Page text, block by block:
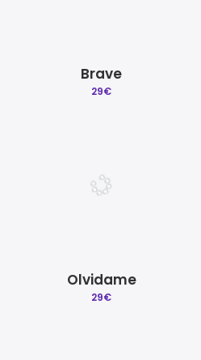
Brave
29€
Olvidame
29€